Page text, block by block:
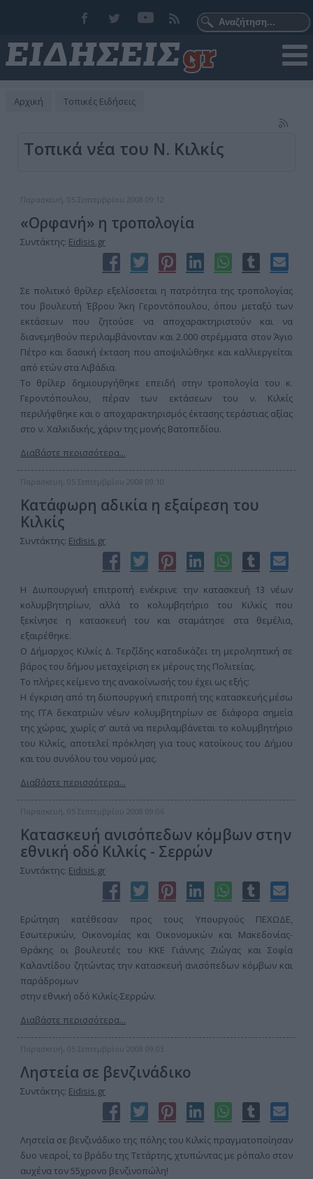
Αρχική Τοπικές Ειδήσεις
Τοπικά νέα του Ν. Κιλκίς
Παρασκευή, 05 Σεπτεμβρίου 2008 09:12
«Ορφανή» η τροπολογία
Συντάκτης: Eidisis.gr
Σε πολιτικό θρίλερ εξελίσσεται η πατρότητα της τροπολογίας
του βουλευτή Έβρου Άκη Γεροντόπουλου, όπου μεταξύ των
εκτάσεων που ζητούσε να αποχαρακτηριστούν και να
διανεμηθούν περιλαμβάνονταν και 2.000 στρέμματα στον Άγιο
Πέτρο και δασική έκταση που αποψιλώθηκε και καλλιεργείται
από ετών στα Λιβάδια.
Το θρίλερ δημιουργήθηκε επειδή στην τροπολογία του κ.
Γεροντόπουλου, πέραν των εκτάσεων του ν. Κιλκίς
περιλήφθηκε και ο αποχαρακτηρισμός έκτασης τεράστιας αξίας
στο ν. Χαλκιδικής, χάριν της μονής Βατοπεδίου.
Διαβάστε περισσότερα...
Παρασκευή, 05 Σεπτεμβρίου 2008 09:10
Κατάφωρη αδικία η εξαίρεση του
Κιλκίς
Συντάκτης: Eidisis.gr
Η Διυπουργική επιτροπή ενέκρινε την κατασκευή 13 νέων
κολυμβητηρίων, αλλά το κολυμβητήριο του Κιλκίς που
ξεκίνησε η κατασκευή του και σταμάτησε στα θεμέλια,
εξαιρέθηκε.
Ο Δήμαρχος Κιλκίς Δ. Τερζίδης καταδικάζει τη μεροληπτική σε
βάρος του δήμου μεταχείριση εκ μέρους της Πολιτείας.
Το πλήρες κείμενο της ανακοίνωσής του έχει ως εξής:
Η έγκριση από τη διϋπουργική επιτροπή της κατασκευής μέσω
της ΓΓΑ δεκατριών νέων κολυμβητηρίων σε διάφορα σημεία
της χώρας, χωρίς σ’ αυτά να περιλαμβάνεται το κολυμβητήριο
του Κιλκίς, αποτελεί πρόκληση για τους κατοίκους του Δήμου
και του συνόλου του νομού μας.
Διαβάστε περισσότερα...
Παρασκευή, 05 Σεπτεμβρίου 2008 09:06
Κατασκευή ανισόπεδων κόμβων στην
εθνική οδό Κιλκίς - Σερρών
Συντάκτης: Eidisis.gr
Ερώτηση κατέθεσαν προς τους Υπουργούς ΠΕΧΩΔΕ,
Εσωτερικών, Οικονομίας και Οικονομικών και Μακεδονίας-
Θράκης οι βουλευτές του ΚΚΕ Γιάννης Ζιώγας και Σοφία
Καλαντίδου ζητώντας την κατασκευή ανισόπεδων κόμβων και
παράδρομων
στην εθνική οδό Κιλκίς-Σερρών.
Διαβάστε περισσότερα...
Παρασκευή, 05 Σεπτεμβρίου 2008 09:03
Ληστεία σε βενζινάδικο
Συντάκτης: Eidisis.gr
Ληστεία σε βενζινάδικο της πόλης του Κιλκίς πραγματοποίησαν
δυο νεαροί, το βράδυ της Τετάρτης, χτυπώντας με ρόπαλο στον
αυχένα τον 55χρονο βενζινοπώλη!